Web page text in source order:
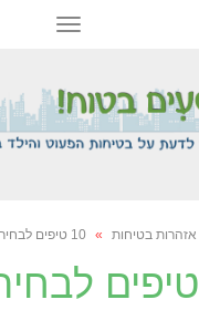
תפריט
אזהרות בטיחות » 10 טיפים לבחירת כסא בטיחות לרכב
10 טיפים